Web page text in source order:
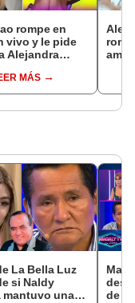
rompe en
vivo y le pide
Alejandra
de
nuestro
MÁS
y les
La Bella Luz
si Naldy
mantuvo una
de